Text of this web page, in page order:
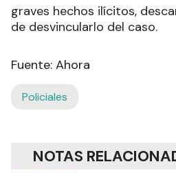
graves hechos ilícitos,
de desvincularlo del caso.
Fuente: Ahora
Policiales
NOTAS